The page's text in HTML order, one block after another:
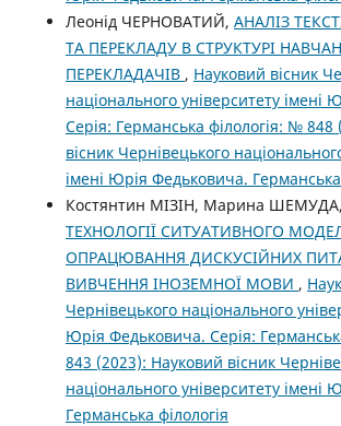
Леонід ЧЕРНОВАТИЙ, АНАЛІЗ
ТА ПЕРЕКЛАДУ В СТРУКТУРІ
ПЕРЕКЛАДАЧІВ , Науковий вісник
національного університету імені
Серія: Германська філологія: №
вісник Чернівецького
імені Юрія Федьковича. Германська
Костянтин МІЗІН, Марина ШЕМУДА,
ТЕХНОЛОГІЇ СИТУАТИВНОГО
ОПРАЦЮВАННЯ ДИСКУСІЙНИХ
ВИВЧЕННЯ ІНОЗЕМНОЇ МОВИ ,
Чернівецького національного
Юрія Федьковича. Серія:
843 (2023): Науковий вісник
національного університету імені
Германська філологія